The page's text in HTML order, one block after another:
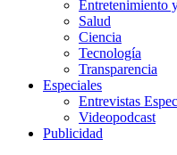
Entretenimiento
Salud
Ciencia
Tecnología
Transparencia
Especiales
Entrevistas
Videopodcast
Publicidad